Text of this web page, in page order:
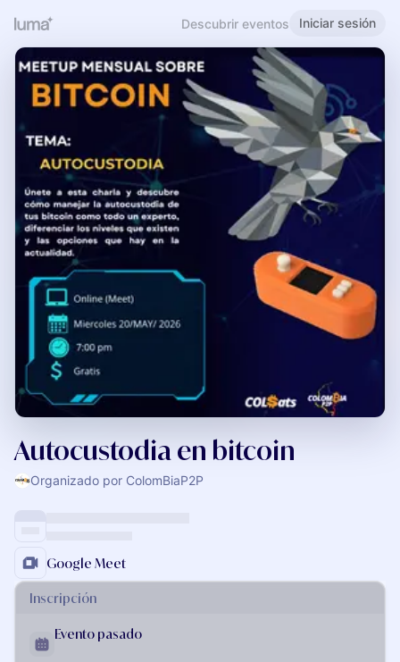
Descubrir eventos Iniciar sesión
Autocustodia en bitcoin
Organizado por ColomBiaP2P
Google Meet
Inscripción
Evento pasado